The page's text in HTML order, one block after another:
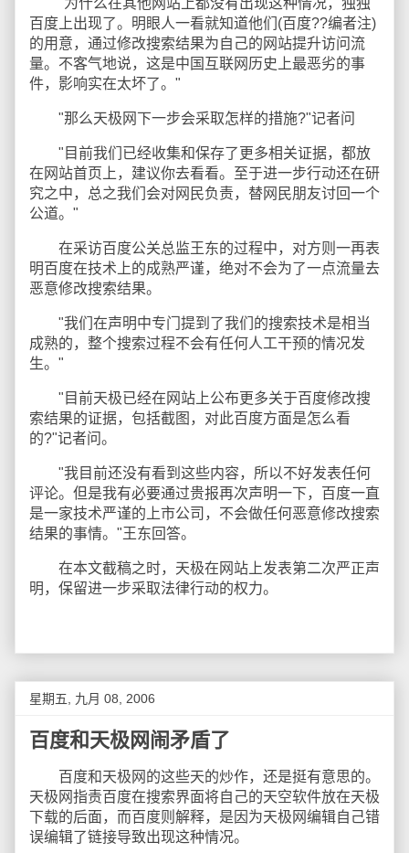
"为什么在其他网站上都没有出现这种情况，独独
百度上出现了。明眼人一看就知道他们(百度??编者注)
的用意，通过修改搜索结果为自己的网站提升访问流
量。不客气地说，这是中国互联网历史上最恶劣的事
件，影响实在太坏了。"
"那么天极网下一步会采取怎样的措施?"记者问
"目前我们已经收集和保存了更多相关证据，都放
在网站首页上，建议你去看看。至于进一步行动还在研
究之中，总之我们会对网民负责，替网民朋友讨回一个
公道。"
在采访百度公关总监王东的过程中，对方则一再表
明百度在技术上的成熟严谨，绝对不会为了一点流量去
恶意修改搜索结果。
"我们在声明中专门提到了我们的搜索技术是相当
成熟的，整个搜索过程不会有任何人工干预的情况发
生。"
"目前天极已经在网站上公布更多关于百度修改搜
索结果的证据，包括截图，对此百度方面是怎么看
的?"记者问。
"我目前还没有看到这些内容，所以不好发表任何
评论。但是我有必要通过贵报再次声明一下，百度一直
是一家技术严谨的上市公司，不会做任何恶意修改搜索
结果的事情。"王东回答。
在本文截稿之时，天极在网站上发表第二次严正声
明，保留进一步采取法律行动的权力。
星期五, 九月 08, 2006
百度和天极网闹矛盾了
百度和天极网的这些天的炒作，还是挺有意思的。
天极网指责百度在搜索界面将自己的天空软件放在天极
下载的后面，而百度则解释，是因为天极网编辑自己错
误编辑了链接导致出现这种情况。